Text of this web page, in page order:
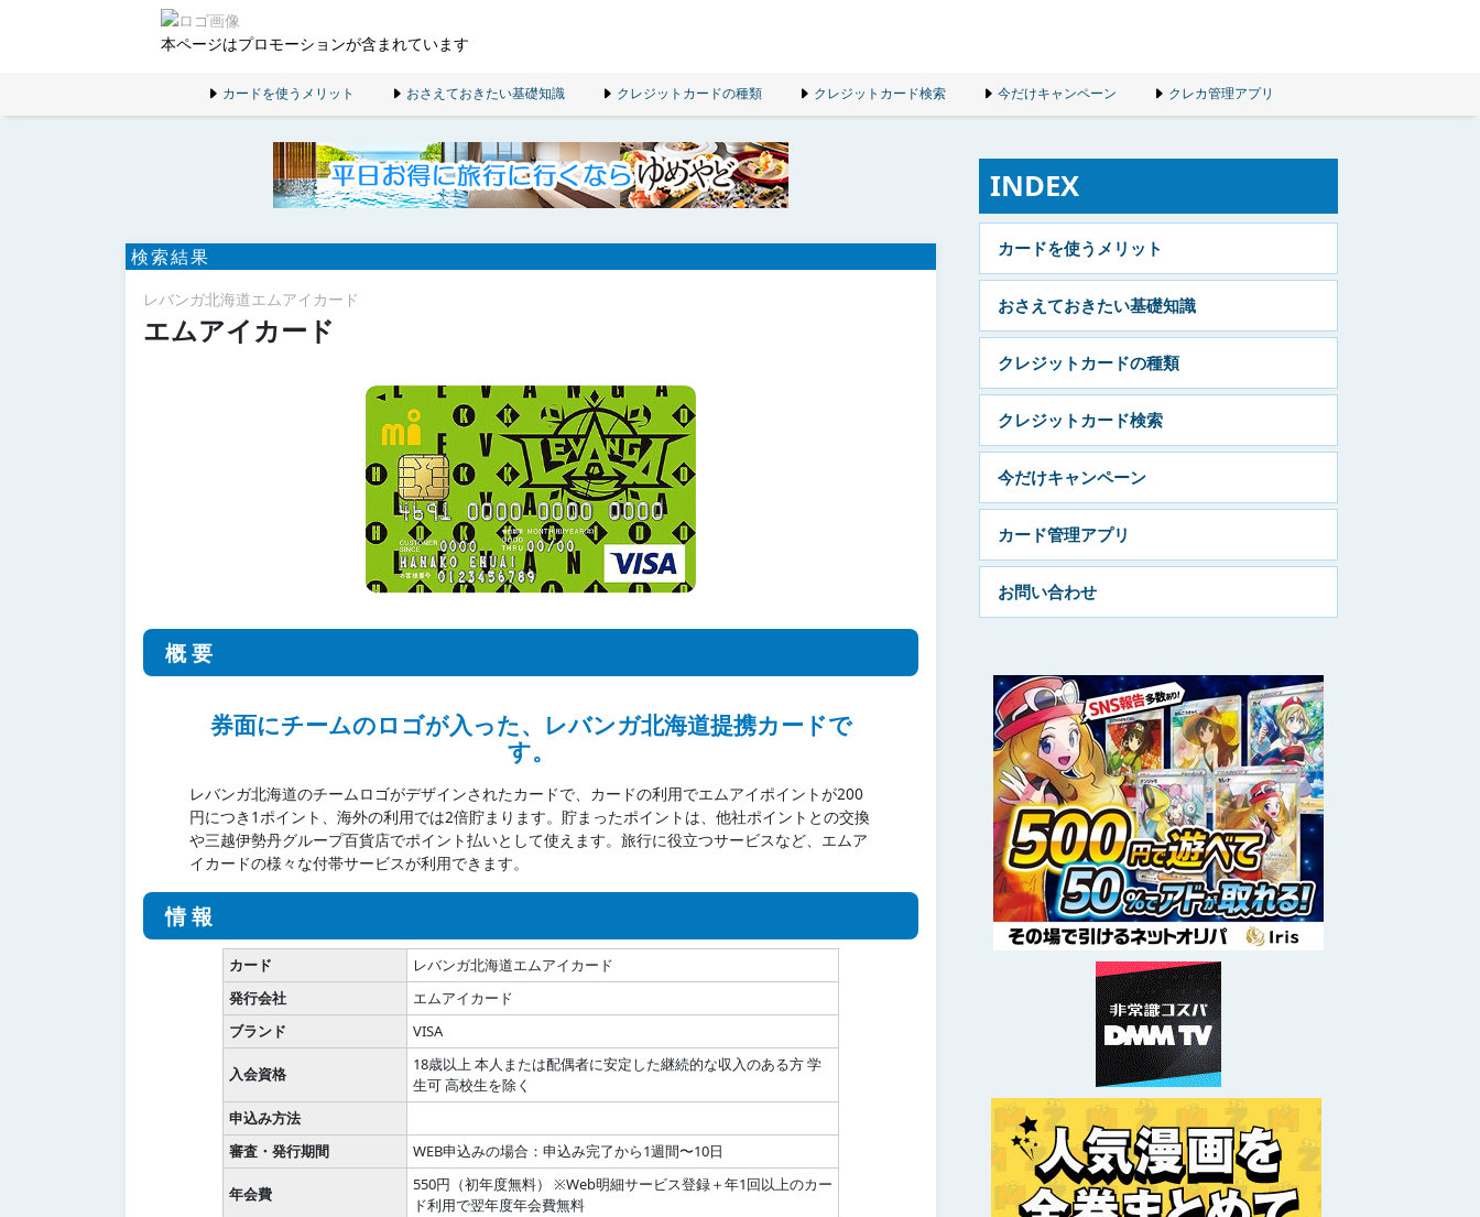
本ページはプロモーションが含まれています
カードを使うメリット おさえておきたい基礎知識 クレジットカードの種類 クレジットカード検索 今だけキャンペーン クレカ管理アプリ
検索結果
レバンガ北海道エムアイカード
エムアイカード
概要
券面にチームのロゴが入った、レバンガ北海道提携カードで
す。
レバンガ北海道のチームロゴがデザインされたカードで、カードの利用でエムアイポイントが200
円につき1ポイント、海外の利用では2倍貯まります。貯まったポイントは、他社ポイントとの交換
や三越伊勢丹グループ百貨店でポイント払いとして使えます。旅行に役立つサービスなど、エムア
イカードの様々な付帯サービスが利用できます。
情報
カード
レバンガ北海道エムアイカード
発行会社
エムアイカード
ブランド
VISA
入会資格
18歳以上 本人または配偶者に安定した継続的な収入のある方 学
生可 高校生を除く
申込み方法
審査・発行期間
WEB申込みの場合：申込み完了から1週間〜10日
年会費
550円（初年度無料） ※Web明細サービス登録＋年1回以上のカー
ド利用で翌年度年会費無料
INDEX
カードを使うメリット
おさえておきたい基礎知識
クレジットカードの種類
クレジットカード検索
今だけキャンペーン
カード管理アプリ
お問い合わせ